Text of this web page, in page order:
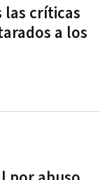
las críticas
a los